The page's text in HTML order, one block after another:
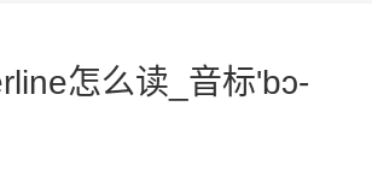
怎么读_音标'bɔ-